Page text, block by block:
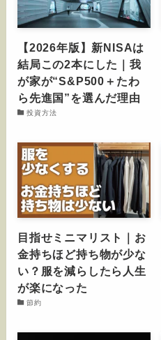
【2026年版】新NISAは
結局この2本にした｜我
が家が“S&P500＋たわ
ら先進国”を選んだ理由
投資方法
目指せミニマリスト｜お
金持ちほど持ち物が少な
い？服を減らしたら人生
が楽になった
節約